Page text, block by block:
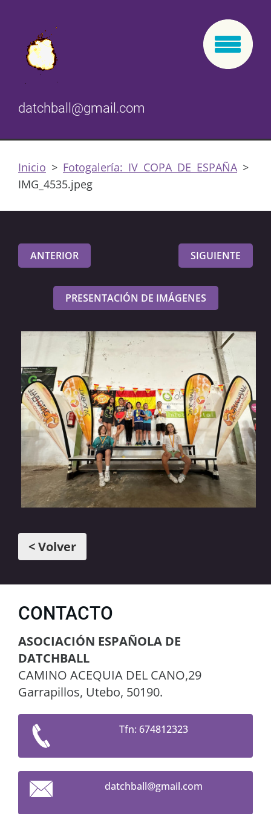
datchball@gmail.com
Inicio > Fotogalería: IV COPA DE ESPAÑA >
IMG_4535.jpeg
ANTERIOR SIGUIENTE
PRESENTACIÓN DE IMÁGENES
< Volver
CONTACTO
ASOCIACIÓN ESPAÑOLA DE
DATCHBALL
CAMINO ACEQUIA DEL CANO,29
Garrapillos, Utebo, 50190.
Tfn: 674812323
datchball@gmail.com